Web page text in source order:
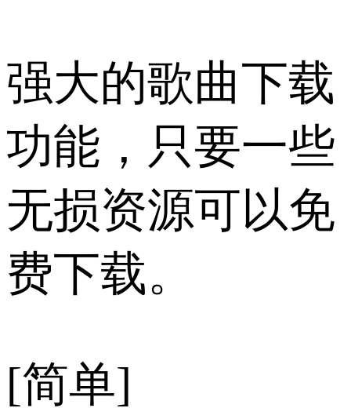
强大的歌曲下载
功能，只要一些
无损资源可以免
费下载。
[简单]